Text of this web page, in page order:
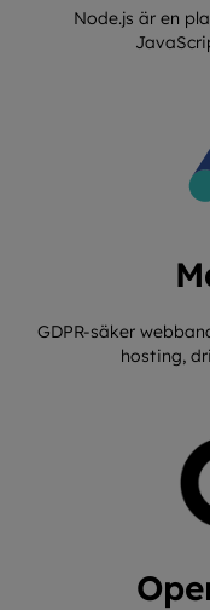
Node.js är en
GDPR-säker
hosting,